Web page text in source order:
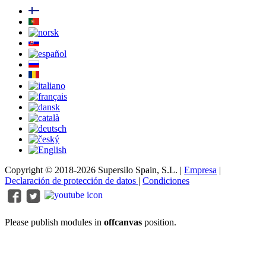
Copyright © 2018-2026 Supersilo Spain, S.L. | Empresa |
Declaración de protección de datos | Condiciones
Please publish modules in offcanvas position.